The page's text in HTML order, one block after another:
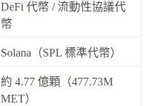
DeFi 代幣 / 流動性協議代
幣
Solana（SPL 標準代幣）
約 4.77 億顆（477.73M
MET）